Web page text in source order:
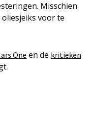
Misschien
voor te
One en de kritieken